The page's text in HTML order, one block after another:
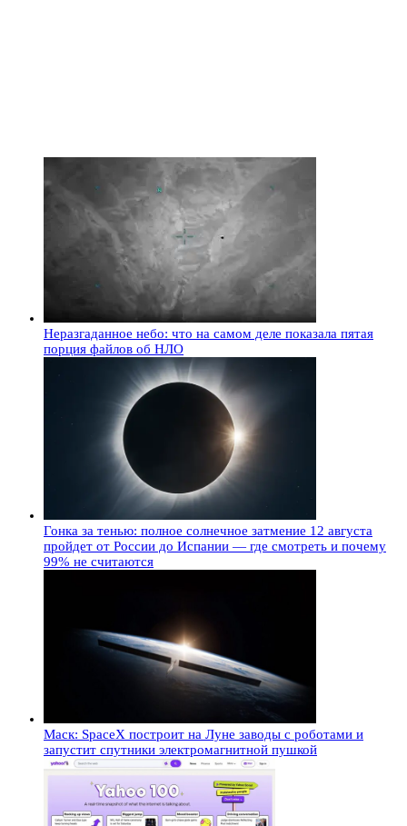
Неразгаданное небо: что на самом деле показала пятая
порция файлов об НЛО
Гонка за тенью: полное солнечное затмение 12 августа
пройдет от России до Испании — где смотреть и почему
99% не считаются
Маск: SpaceX построит на Луне заводы с роботами и
запустит спутники электромагнитной пушкой